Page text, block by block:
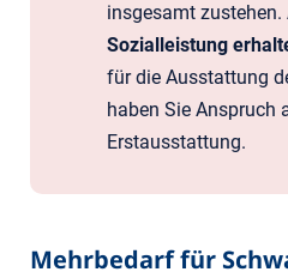
insgesamt zustehen.
Sozialleistung
für die Ausstattung
haben Sie Anspruch
Erstausstattung.
Mehrbedarf für